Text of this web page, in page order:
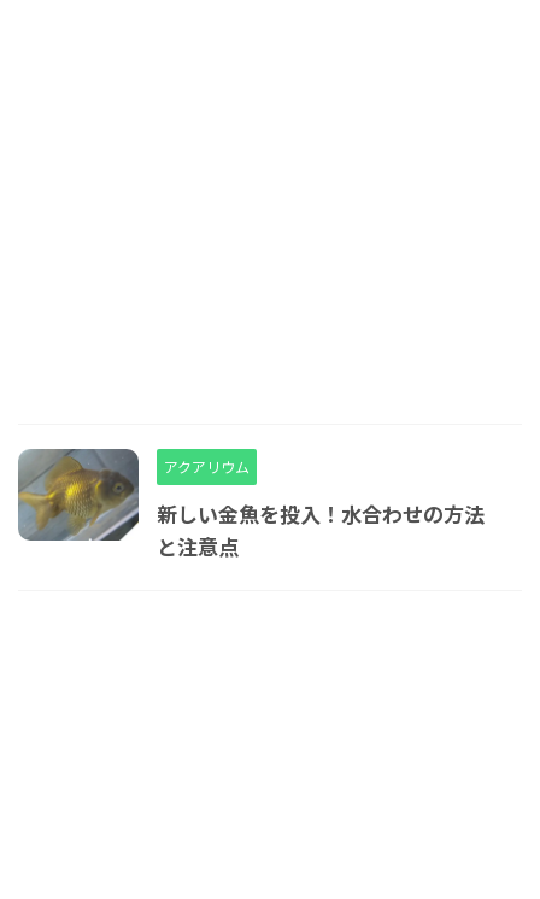
アクアリウム
新しい金魚を投入！水合わせの方法
と注意点